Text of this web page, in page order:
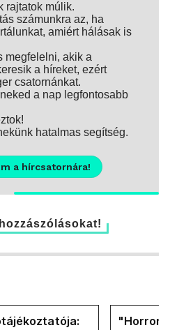
rajtatok múlik.
számunkra az, ha
amiért hálásak is
megfelelni, akik a
a híreket, ezért
csatornánkat.
a nap legfontosabb
hatalmas segítség.
a hírcsatornára!
"Horror